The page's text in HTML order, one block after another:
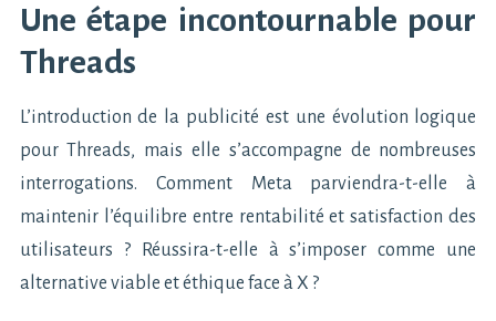
Une étape incontournable pour
Threads
L’introduction de la publicité est une évolution logique
pour Threads, mais elle s’accompagne de nombreuses
interrogations. Comment Meta parviendra-t-elle à
maintenir l’équilibre entre rentabilité et satisfaction des
utilisateurs ? Réussira-t-elle à s’imposer comme une
alternative viable et éthique face à X ?